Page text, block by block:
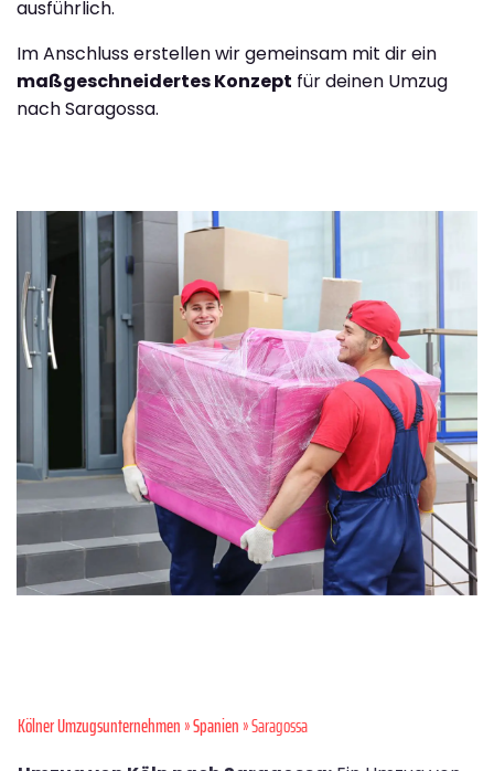
ausführlich.
Im Anschluss erstellen wir gemeinsam mit dir ein
maßgeschneidertes Konzept für deinen Umzug
nach Saragossa.
Kölner Umzugsunternehmen»Spanien» Saragossa